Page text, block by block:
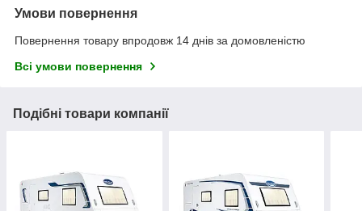
Умови повернення
Повернення товару впродовж 14 днів за домовленістю
Всі умови повернення
Подібні товари компанії